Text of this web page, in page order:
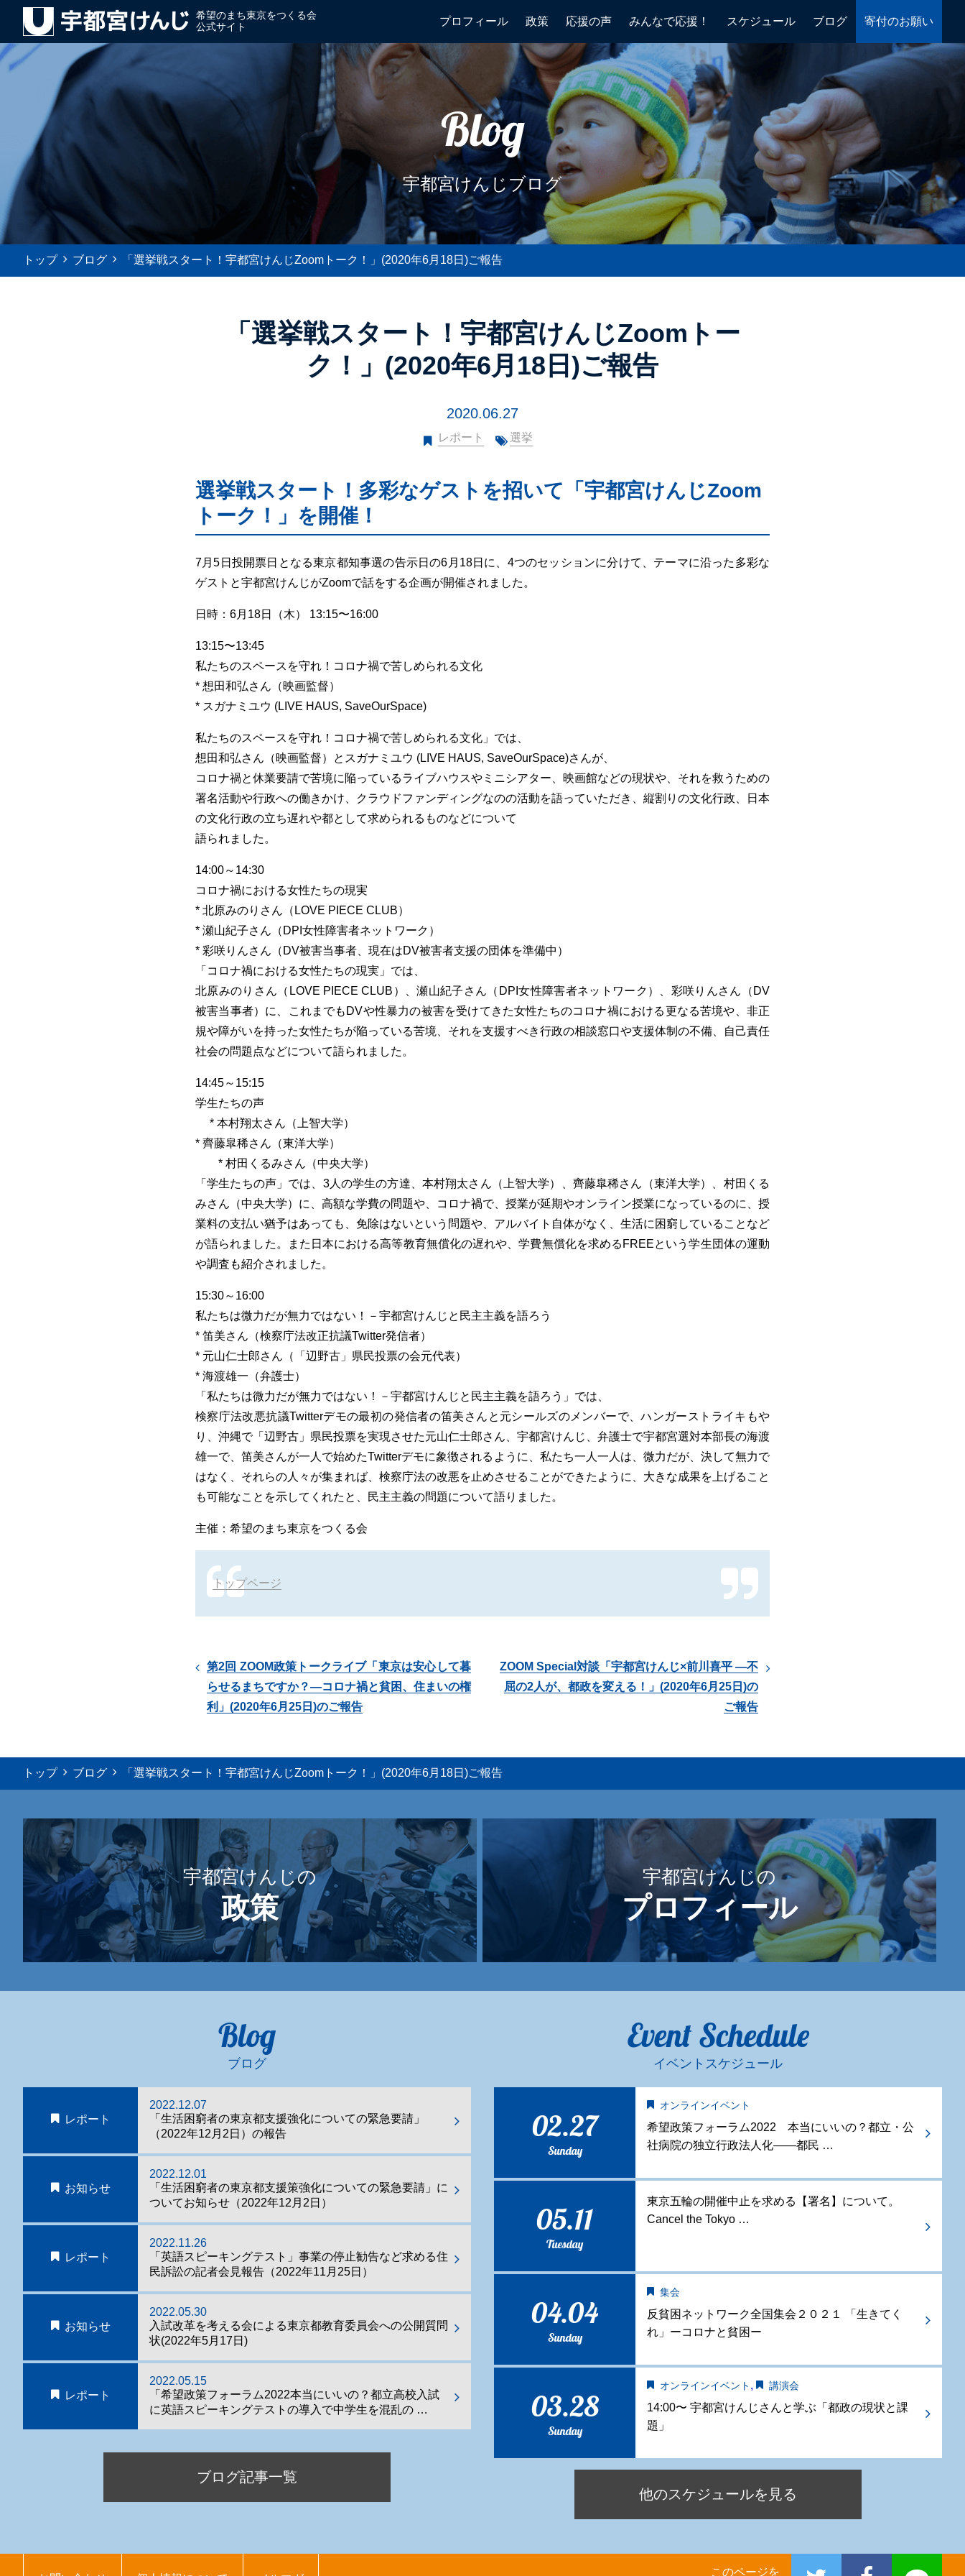
希望のまち東京をつくる会
公式サイト
プロフィール 政策 応援の声 みんなで応援！ スケジュール ブログ 寄付のお願い
Blog
宇都宮けんじブログ
トップ ブログ 「選挙戦スタート！宇都宮けんじZoomトーク！」(2020年6月18日)ご報告
「選挙戦スタート！宇都宮けんじZoomトー
ク！」(2020年6月18日)ご報告
2020.06.27
レポート 選挙
選挙戦スタート！多彩なゲストを招いて「宇都宮けんじZoom
トーク！」を開催！
7月5日投開票日となる東京都知事選の告示日の6月18日に、4つのセッションに分けて、テーマに沿った多彩な
ゲストと宇都宮けんじがZoomで話をする企画が開催されました。
日時：6月18日（木） 13:15〜16:00
13:15〜13:45
私たちのスペースを守れ！コロナ禍で苦しめられる文化
* 想田和弘さん（映画監督）
* スガナミユウ (LIVE HAUS, SaveOurSpace)
私たちのスペースを守れ！コロナ禍で苦しめられる文化」では、
想田和弘さん（映画監督）とスガナミユウ (LIVE HAUS, SaveOurSpace)さんが、
コロナ禍と休業要請で苦境に陥っているライブハウスやミニシアター、映画館などの現状や、それを救うための
署名活動や行政への働きかけ、クラウドファンディングなのの活動を語っていただき、縦割りの文化行政、日本
の文化行政の立ち遅れや都として求められるものなどについて
語られました。
14:00～14:30
コロナ禍における女性たちの現実
* 北原みのりさん（LOVE PIECE CLUB）
* 瀬山紀子さん（DPI女性障害者ネットワーク）
* 彩咲りんさん（DV被害当事者、現在はDV被害者支援の団体を準備中）
「コロナ禍における女性たちの現実」では、
北原みのりさん（LOVE PIECE CLUB）、瀬山紀子さん（DPI女性障害者ネットワーク）、彩咲りんさん（DV
被害当事者）に、これまでもDVや性暴力の被害を受けてきた女性たちのコロナ禍における更なる苦境や、非正
規や障がいを持った女性たちが陥っている苦境、それを支援すべき行政の相談窓口や支援体制の不備、自己責任
社会の問題点などについて語られました。
14:45～15:15
学生たちの声
* 本村翔太さん（上智大学）
* 齊藤皐稀さん（東洋大学）
* 村田くるみさん（中央大学）
「学生たちの声」では、3人の学生の方達、本村翔太さん（上智大学）、齊藤皐稀さん（東洋大学）、村田くる
みさん（中央大学）に、高額な学費の問題や、コロナ禍で、授業が延期やオンライン授業になっているのに、授
業料の支払い猶予はあっても、免除はないという問題や、アルバイト自体がなく、生活に困窮していることなど
が語られました。また日本における高等教育無償化の遅れや、学費無償化を求めるFREEという学生団体の運動
や調査も紹介されました。
15:30～16:00
私たちは微力だが無力ではない！－宇都宮けんじと民主主義を語ろう
* 笛美さん（検察庁法改正抗議Twitter発信者）
* 元山仁士郎さん（「辺野古」県民投票の会元代表）
* 海渡雄一（弁護士）
「私たちは微力だが無力ではない！－宇都宮けんじと民主主義を語ろう」では、
検察庁法改悪抗議Twitterデモの最初の発信者の笛美さんと元シールズのメンバーで、ハンガーストライキもや
り、沖縄で「辺野古」県民投票を実現させた元山仁士郎さん、宇都宮けんじ、弁護士で宇都宮選対本部長の海渡
雄一で、笛美さんが一人で始めたTwitterデモに象徴されるように、私たち一人一人は、微力だが、決して無力で
はなく、それらの人々が集まれば、検察庁法の改悪を止めさせることができたように、大きな成果を上げること
も可能なことを示してくれたと、民主主義の問題について語りました。
主催：希望のまち東京をつくる会
トップページ
第2回 ZOOM政策トークライブ「東京は安心して暮
らせるまちですか？―コロナ禍と貧困、住まいの権
利」(2020年6月25日)のご報告
ZOOM Special対談「宇都宮けんじ×前川喜平 ―不
屈の2人が、都政を変える！」(2020年6月25日)の
ご報告
トップ ブログ 「選挙戦スタート！宇都宮けんじZoomトーク！」(2020年6月18日)ご報告
宇都宮けんじの
政策
宇都宮けんじの
プロフィール
Blog
ブログ
レポート
2022.12.07
「生活困窮者の東京都支援強化についての緊急要請」
（2022年12月2日）の報告
お知らせ
2022.12.01
「生活困窮者の東京都支援策強化についての緊急要請」に
ついてお知らせ（2022年12月2日）
レポート
2022.11.26
「英語スピーキングテスト」事業の停止勧告など求める住
民訴訟の記者会見報告（2022年11月25日）
お知らせ
2022.05.30
入試改革を考える会による東京都教育委員会への公開質問
状(2022年5月17日)
レポート
2022.05.15
「希望政策フォーラム2022本当にいいの？都立高校入試
に英語スピーキングテストの導入で中学生を混乱の …
ブログ記事一覧
Event Schedule
イベントスケジュール
02.27
Sunday
オンラインイベント
希望政策フォーラム2022 本当にいいの？都立・公
社病院の独立行政法人化——都民 …
05.11
Tuesday
東京五輪の開催中止を求める【署名】について。
Cancel the Tokyo …
04.04
Sunday
集会
反貧困ネットワーク全国集会２０２１ 「生きてく
れ」ーコロナと貧困ー
03.28
Sunday
オンラインイベント , 講演会
14:00〜 宇都宮けんじさんと学ぶ「都政の現状と課
題」
他のスケジュールを見る
このページを